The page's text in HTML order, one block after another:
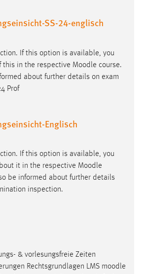
SS-24-englisch
If this option is available, you
in the respective Moodle course.
about further details on exam
Prof
Englisch
If this option is available, you
it in the respective Moodle
be informed about further details
inspection.
& vorlesungsfreie Zeiten
Rechtsgrundlagen LMS moodle
MIBEW_UserID, mibew_locale, mibew-
5e9dbeb1811c0446
die Chatfunktion nutzen zu können.
be_lastLoginProvider